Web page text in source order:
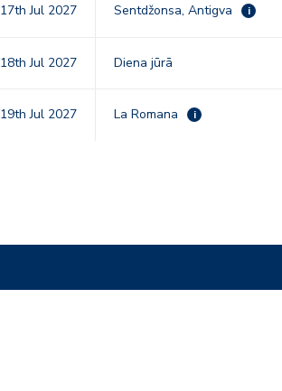
17th Jul 2027 Sentdžonsa, Antigva i
18th Jul 2027 Diena jūrā
19th Jul 2027 La Romana i